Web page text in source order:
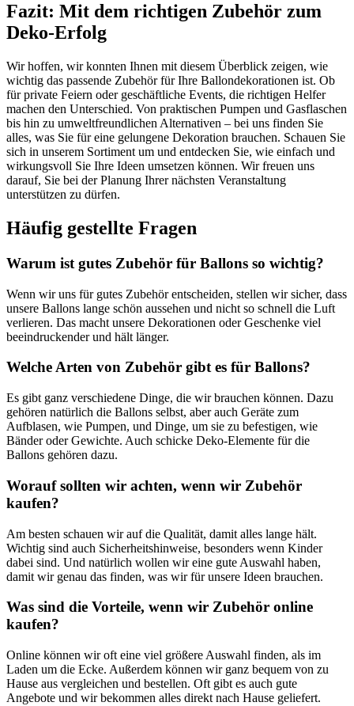
Fazit: Mit dem richtigen Zubehör zum
Deko-Erfolg
Wir hoffen, wir konnten Ihnen mit diesem Überblick zeigen, wie
wichtig das passende Zubehör für Ihre Ballondekorationen ist. Ob
für private Feiern oder geschäftliche Events, die richtigen Helfer
machen den Unterschied. Von praktischen Pumpen und Gasflaschen
bis hin zu umweltfreundlichen Alternativen – bei uns finden Sie
alles, was Sie für eine gelungene Dekoration brauchen. Schauen Sie
sich in unserem Sortiment um und entdecken Sie, wie einfach und
wirkungsvoll Sie Ihre Ideen umsetzen können. Wir freuen uns
darauf, Sie bei der Planung Ihrer nächsten Veranstaltung
unterstützen zu dürfen.
Häufig gestellte Fragen
Warum ist gutes Zubehör für Ballons so wichtig?
Wenn wir uns für gutes Zubehör entscheiden, stellen wir sicher, dass
unsere Ballons lange schön aussehen und nicht so schnell die Luft
verlieren. Das macht unsere Dekorationen oder Geschenke viel
beeindruckender und hält länger.
Welche Arten von Zubehör gibt es für Ballons?
Es gibt ganz verschiedene Dinge, die wir brauchen können. Dazu
gehören natürlich die Ballons selbst, aber auch Geräte zum
Aufblasen, wie Pumpen, und Dinge, um sie zu befestigen, wie
Bänder oder Gewichte. Auch schicke Deko-Elemente für die
Ballons gehören dazu.
Worauf sollten wir achten, wenn wir Zubehör
kaufen?
Am besten schauen wir auf die Qualität, damit alles lange hält.
Wichtig sind auch Sicherheitshinweise, besonders wenn Kinder
dabei sind. Und natürlich wollen wir eine gute Auswahl haben,
damit wir genau das finden, was wir für unsere Ideen brauchen.
Was sind die Vorteile, wenn wir Zubehör online
kaufen?
Online können wir oft eine viel größere Auswahl finden, als im
Laden um die Ecke. Außerdem können wir ganz bequem von zu
Hause aus vergleichen und bestellen. Oft gibt es auch gute
Angebote und wir bekommen alles direkt nach Hause geliefert.